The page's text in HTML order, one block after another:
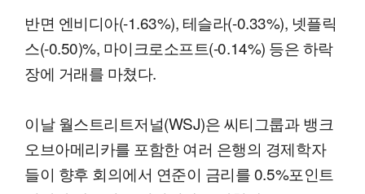
반면 엔비디아(-1.63%), 테슬라(-0.33%), 넷플릭
스(-0.50)%, 마이크로소프트(-0.14%) 등은 하락
장에 거래를 마쳤다.
이날 월스트리트저널(WSJ)은 씨티그룹과 뱅크
오브아메리카를 포함한 여러 은행의 경제학자
들이 향후 회의에서 연준이 금리를 0.5%포인트